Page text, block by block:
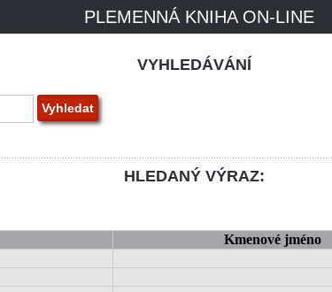
PLEMENNÁ KNIHA ON-LINE
VYHLEDÁVÁNÍ
HLEDANÝ VÝRAZ:
Kmenové jméno